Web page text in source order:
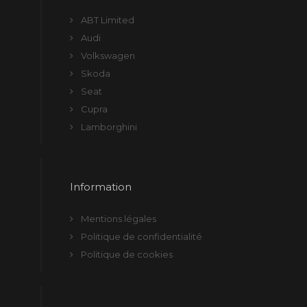
ABT Limited
Audi
Volkswagen
Skoda
Seat
Cupra
Lamborghini
Information
Mentions légales
Politique de confidentialité
Politique de cookies